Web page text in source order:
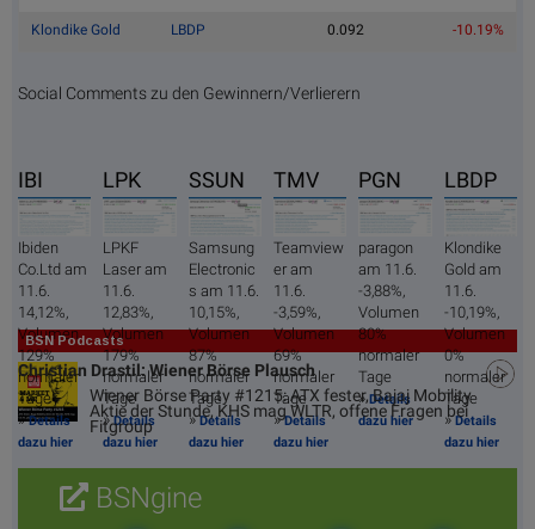
Klondike Gold LBDP 0.092 -10.19%
Social Comments zu den Gewinnern/Verlierern
IBI
Ibiden
Co.Ltd am
11.6.
14,12%,
Volumen
129%
normaler
Tage
»Details
dazu hier
LPK
LPKF
Laser am
11.6.
12,83%,
Volumen
179%
normaler
Tage
»Details
dazu hier
SSUN
Samsung
Electronic
s am 11.6.
10,15%,
Volumen
87%
normaler
Tage
»Details
dazu hier
TMV
Teamview
er am
11.6.
-3,59%,
Volumen
69%
normaler
Tage
»Details
dazu hier
PGN
paragon
am 11.6.
-3,88%,
Volumen
80%
normaler
Tage
»Details
dazu hier
LBDP
Klondike
Gold am
11.6.
-10,19%,
Volumen
0%
normaler
Tage
»Details
dazu hier
BSN Podcasts
Christian Drastil: Wiener Börse Plausch
Wiener Börse Party #1215: ATX fester, Bajaj Mobility
Aktie der Stunde, KHS mag WLTR, offene Fragen bei
Fitgroup
BSNgine